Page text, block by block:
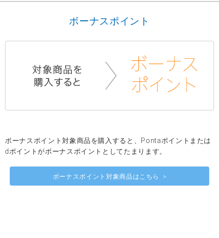
ボーナスポイント
ボーナスポイント対象商品を購入すると、Pontaポイントまたは
dポイントがボーナスポイントとしてたまります。
ボーナスポイント対象商品はこちら